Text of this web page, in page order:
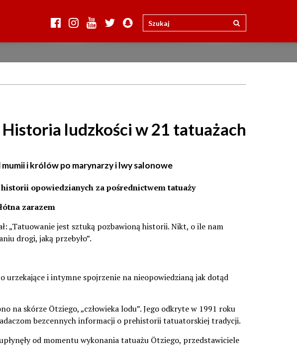
ludzkości w 21 tatuażach
i królów po marynarzy i lwy salonowe
opowiedzianych za pośrednictwem tatuaży
zarazem
„Tatuowanie jest sztuką pozbawioną historii. Nikt, o ile nam
drogi, jaką przebyło”.
urzekające i intymne spojrzenie na nieopowiedzianą jak dotąd
na skórze Ötziego, „człowieka lodu”. Jego odkryte w 1991 roku
bezcennych informacji o prehistorii tatuatorskiej tradycji.
od momentu wykonania tatuażu Ötziego, przedstawiciele